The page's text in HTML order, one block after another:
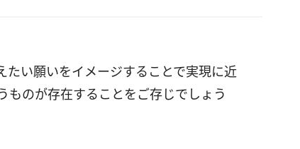
たい願いをイメージすることで実現に近
ものが存在することをご存じでしょう